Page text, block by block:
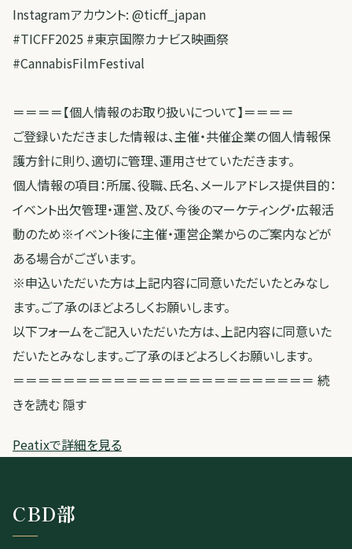
Instagramアカウント: @ticff_japan
#TICFF2025 #東京国際カナビス映画祭
#CannabisFilmFestival
＝＝＝＝【個人情報のお取り扱いについて】＝＝＝＝
ご登録いただきました情報は、主催・共催企業の個人情報保
護方針に則り、適切に管理、運用させていただきます。
個人情報の項目：所属、役職、氏名、メールアドレス提供目的：
イベント出欠管理・運営、及び、今後のマーケティング・広報活
動のため※イベント後に主催・運営企業からのご案内などが
ある場合がございます。
※申込いただいた方は上記内容に同意いただいたとみなし
ます。ご了承のほどよろしくお願いします。
以下フォームをご記入いただいた方は、上記内容に同意いた
だいたとみなします。ご了承のほどよろしくお願いします。
＝＝＝＝＝＝＝＝＝＝＝＝＝＝＝＝＝＝＝＝＝＝＝＝ 続
きを読む 隠す
Peatixで詳細を見る
CBD部